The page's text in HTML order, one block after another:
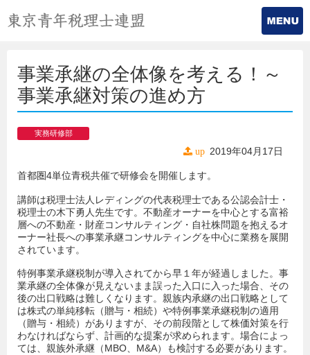
事業承継の全体像を考える！～
事業承継対策の進め方
実務研修部
up 2019年04月17日
首都圏4単位青税共催で研修会を開催します。
講師は税理士法人レディングの代表税理士である公認会計士・
税理士の木下勇人先生です。不動産オーナーを中心とする富裕
層への不動産・財産コンサルティング・自社株問題を抱えるオ
ーナー社長への事業承継コンサルティングを中心に業務を展開
されています。
特例事業承継税制が導入されてから早１年が経過しました。事
業承継の全体像が見えないまま誤った入口に入った場合、その
後の出口戦略は難しくなります。親族内承継の出口戦略として
は株式の単純移転（贈与・相続）や特例事業承継税制の適用
（贈与・相続）がありますが、その前段階として株価対策を行
わなければならず、計画的な提案が求められます。場合によっ
ては、親族外承継（MBO、M&A）も検討する必要があります。